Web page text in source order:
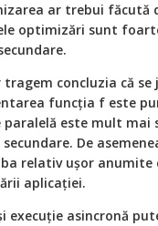
ar trebui
optimizări sunt
concluzia că
funcţia f este
paralelă este mult
De
relativ uşor anumite
aplicaţiei.
execuţie asincronă